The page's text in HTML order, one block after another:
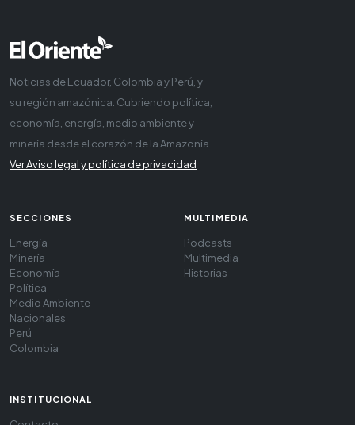
Noticias de Ecuador, Colombia y Perú, y
su región amazónica. Cubriendo política,
economía, energía, medio ambiente y
minería desde el corazón de la Amazonía
Ver Aviso legal y política de privacidad
SECCIONES
Energía
Minería
Economía
Política
Medio Ambiente
Nacionales
Perú
Colombia
MULTIMEDIA
Podcasts
Multimedia
Historias
INSTITUCIONAL